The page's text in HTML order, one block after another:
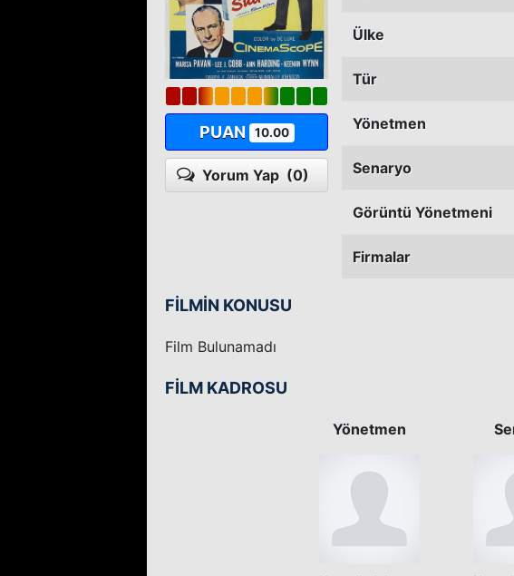
PUAN 10.00
Yorum Yap (0)
Ülke
Tür
Yönetmen
Senaryo
Görüntü Yönetmeni
Firmalar
FİLMİN KONUSU
Film Bulunamadı
FİLM KADROSU
Yönetmen